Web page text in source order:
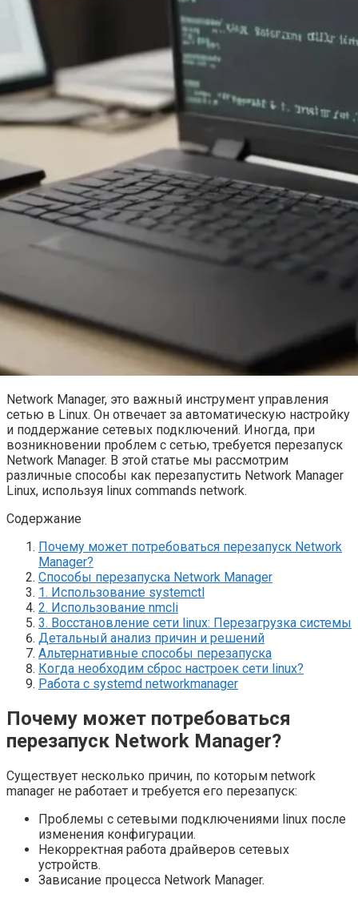
Network Manager, это важный инструмент управления
сетью в Linux. Он отвечает за автоматическую настройку
и поддержание сетевых подключений. Иногда, при
возникновении проблем с сетью, требуется перезапуск
Network Manager. В этой статье мы рассмотрим
различные способы как перезапустить Network Manager
Linux, используя linux commands network.
Содержание
Почему может потребоваться перезапуск Network
Manager?
Способы перезапуска Network Manager
1. Использование systemctl
2. Использование nmcli
3. Восстановление сети linux: Перезагрузка системы
Детальный анализ причин и решений
Альтернативные способы перезапуска
Когда необходим сброс настроек сети linux?
Работа с systemd networkmanager
Почему может потребоваться
перезапуск Network Manager?
Существует несколько причин, по которым network
manager не работает и требуется его перезапуск:
Проблемы с сетевыми подключениями linux после
изменения конфигурации.
Некорректная работа драйверов сетевых
устройств.
Зависание процесса Network Manager.